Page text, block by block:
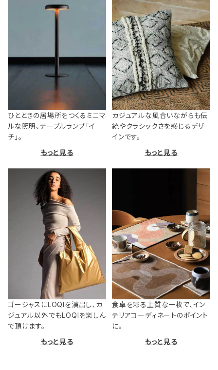
ひとときの居場所をつくるミニマ
ルな照明、テーブルランプ「イ
チ」。
もっと見る
カジュアルな風合いながらも伝
統やクラシックさを感じるデザ
インです。
もっと見る
ゴージャスにLOQIを演出し、カ
ジュアル以外でもLOQIを楽しん
で頂けます。
もっと見る
食卓を彩る上質な一枚で、イン
テリアコーディネートのポイント
に。
もっと見る